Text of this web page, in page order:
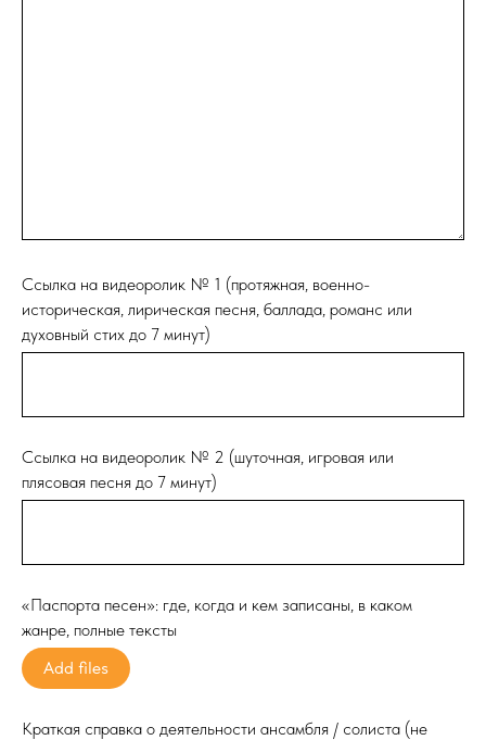
Ссылка на видеоролик № 1 (протяжная, военно-
историческая, лирическая песня, баллада, романс или
духовный стих до 7 минут)
Ссылка на видеоролик № 2 (шуточная, игровая или
плясовая песня до 7 минут)
«Паспорта песен»: где, когда и кем записаны, в каком
жанре, полные тексты
Add files
Краткая справка о деятельности ансамбля / солиста (не